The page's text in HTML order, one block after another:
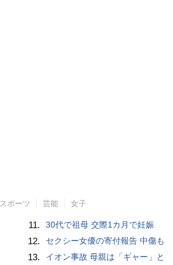
スポーツ 芸能 女子
11. 30代で祖母 交際1カ月で妊娠
12. セクシー女優の寄付報告 中傷も
13. イオン事故 母親は「ギャー」と